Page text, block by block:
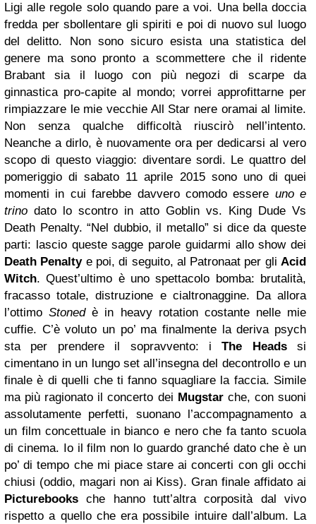
Ligi alle regole solo quando pare a voi. Una bella doccia
fredda per sbollentare gli spiriti e poi di nuovo sul luogo
del delitto. Non sono sicuro esista una statistica del
genere ma sono pronto a scommettere che il ridente
Brabant sia il luogo con più negozi di scarpe da
ginnastica pro-capite al mondo; vorrei approfittarne per
rimpiazzare le mie vecchie All Star nere oramai al limite.
Non senza qualche difficoltà riuscirò nell’intento.
Neanche a dirlo, è nuovamente ora per dedicarsi al vero
scopo di questo viaggio: diventare sordi. Le quattro del
pomeriggio di sabato 11 aprile 2015 sono uno di quei
momenti in cui farebbe davvero comodo essere uno e
trino dato lo scontro in atto Goblin vs. King Dude Vs
Death Penalty. “Nel dubbio, il metallo” si dice da queste
parti: lascio queste sagge parole guidarmi allo show dei
Death Penaltye poi, di seguito, al Patronaat per gliAcid
Witch. Quest’ultimo è uno spettacolo bomba: brutalità,
fracasso totale, distruzione e cialtronaggine. Da allora
l’ottimoStonedè in heavy rotation costante nelle mie
cuffie. C’è voluto un po’ ma finalmente la deriva psych
sta per prendere il sopravvento: iThe Headssi
cimentano in un lungo set all’insegna del decontrollo e un
finale è di quelli che ti fanno squagliare la faccia. Simile
ma più ragionato il concerto dei Mugstarche, con suoni
assolutamente perfetti, suonano l’accompagnamento a
un film concettuale in bianco e nero che fa tanto scuola
di cinema. Io il film non lo guardo granché dato che è un
po’ di tempo che mi piace stare ai concerti con gli occhi
chiusi (oddio, magari non ai Kiss). Gran finale affidato ai
Picturebooks che hanno tutt’altra corposità dal vivo
rispetto a quello che era possibile intuire dall’album. La